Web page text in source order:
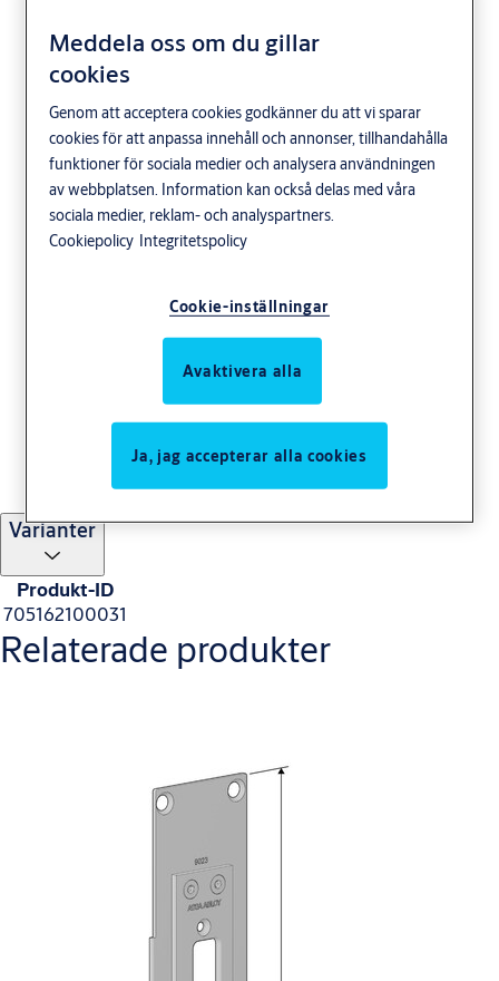
Monteringsstolpe 931-
26-ER
Användningsområde
Varianter
Produkt-ID
705162100031
Relaterade produkter
Meddela oss om du gillar
cookies
Genom att acceptera cookies godkänner du att vi sparar
cookies för att anpassa innehåll och annonser, tillhandahålla
funktioner för sociala medier och analysera användningen
av webbplatsen. Information kan också delas med våra
sociala medier, reklam- och analyspartners.
Cookiepolicy Integritetspolicy
Cookie-inställningar
Avaktivera alla
Ja, jag accepterar alla cookies